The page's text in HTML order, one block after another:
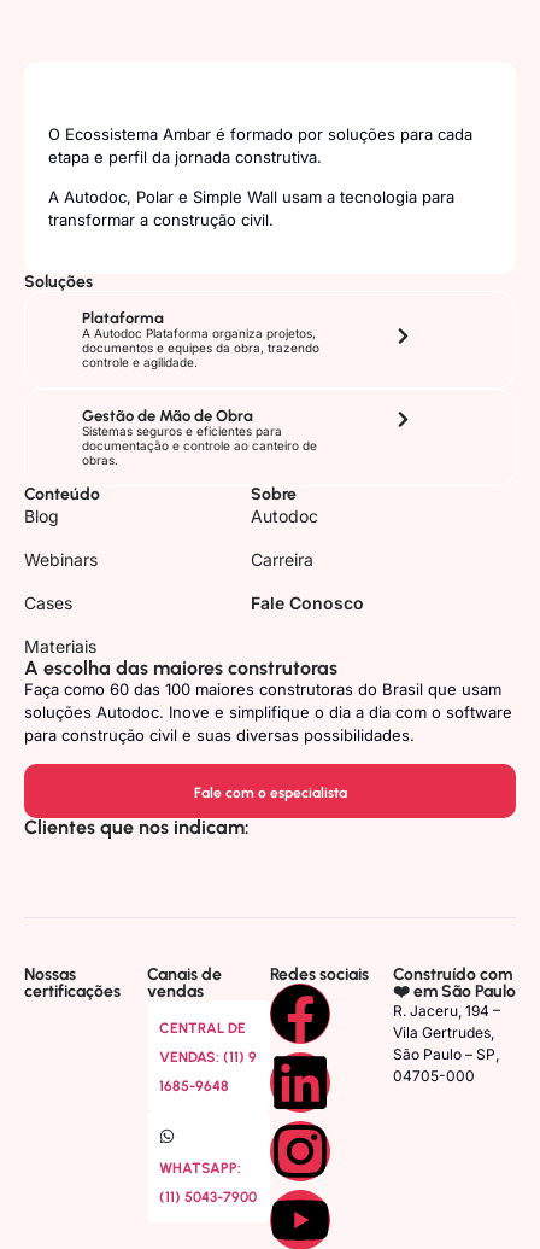
O Ecossistema Ambar é formado por soluções para cada
etapa e perfil da jornada construtiva.
A Autodoc, Polar e Simple Wall usam a tecnologia para
transformar a construção civil.
Soluções
Plataforma
A Autodoc Plataforma organiza projetos,
documentos e equipes da obra, trazendo
controle e agilidade.
Gestão de Mão de Obra
Sistemas seguros e eficientes para
documentação e controle ao canteiro de
obras.
Conteúdo
Blog
Webinars
Cases
Materiais
Sobre
Autodoc
Carreira
Fale Conosco
A escolha das maiores construtoras
Faça como 60 das 100 maiores construtoras do Brasil que usam
soluções Autodoc. Inove e simplifique o dia a dia com o software
para construção civil e suas diversas possibilidades.
Fale com o especialista
Clientes que nos indicam:
Nossas
certificações
Canais de
vendas
CENTRAL DE
VENDAS: (11) 9
1685-9648
WHATSAPP:
(11) 5043-7900
Redes sociais
Construído com
❤️ em São Paulo
R. Jaceru, 194 –
Vila Gertrudes,
São Paulo – SP,
04705-000